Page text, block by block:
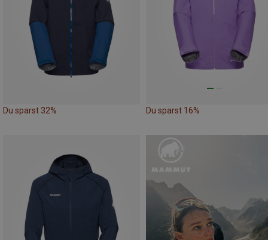
Du sparst 32% Du sparst 16%